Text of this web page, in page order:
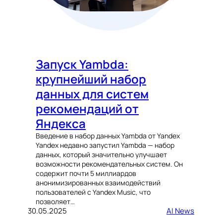
Запуск Yambda:
крупнейший набор
данных для систем
рекомендаций от
Яндекса
Введение в набор данных Yambda от Yandex
Yandex недавно запустил Yambda — набор
данных, который значительно улучшает
возможности рекомендательных систем. Он
содержит почти 5 миллиардов
анонимизированных взаимодействий
пользователей с Yandex Music, что
позволяет…
30.05.2025 AI News